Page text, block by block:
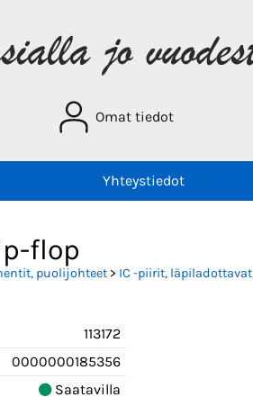
Omat tiedot
Yhteystiedot
flop
puolijohteet> IC -piirit, läpiladottavat
113172
0000000185356
Saatavilla